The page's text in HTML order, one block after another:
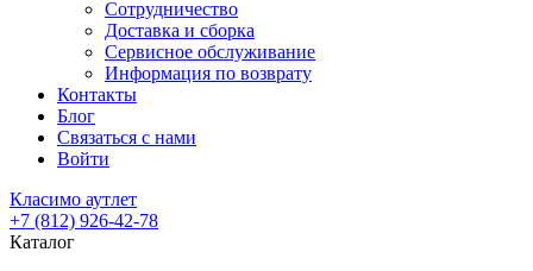
Сотрудничество
Доставка и сборка
Сервисное обслуживание
Информация по возврату
Контакты
Блог
Связаться с нами
Войти
Класимо аутлет
+7 (812) 926-42-78
Каталог